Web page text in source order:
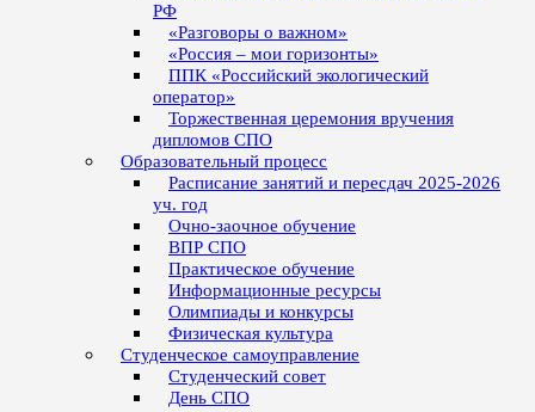
РФ
«Разговоры о важном»
«Россия – мои горизонты»
ППК «Российский экологический
оператор»
Торжественная церемония вручения
дипломов СПО
Образовательный процесс
Расписание занятий и пересдач 2025-2026
уч. год
Очно-заочное обучение
ВПР СПО
Практическое обучение
Информационные ресурсы
Олимпиады и конкурсы
Физическая культура
Студенческое самоуправление
Студенческий совет
День СПО